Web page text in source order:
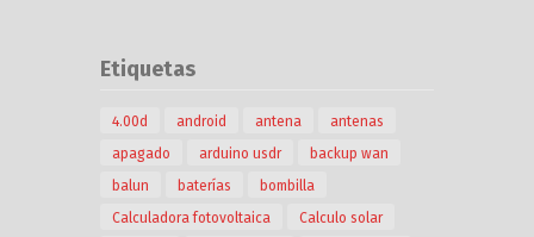
Etiquetas
4.00d android antena
antenas
apagado
arduino usdr
backup wan
balun
baterías
bombilla
Calculadora fotovoltaica
Calculo solar